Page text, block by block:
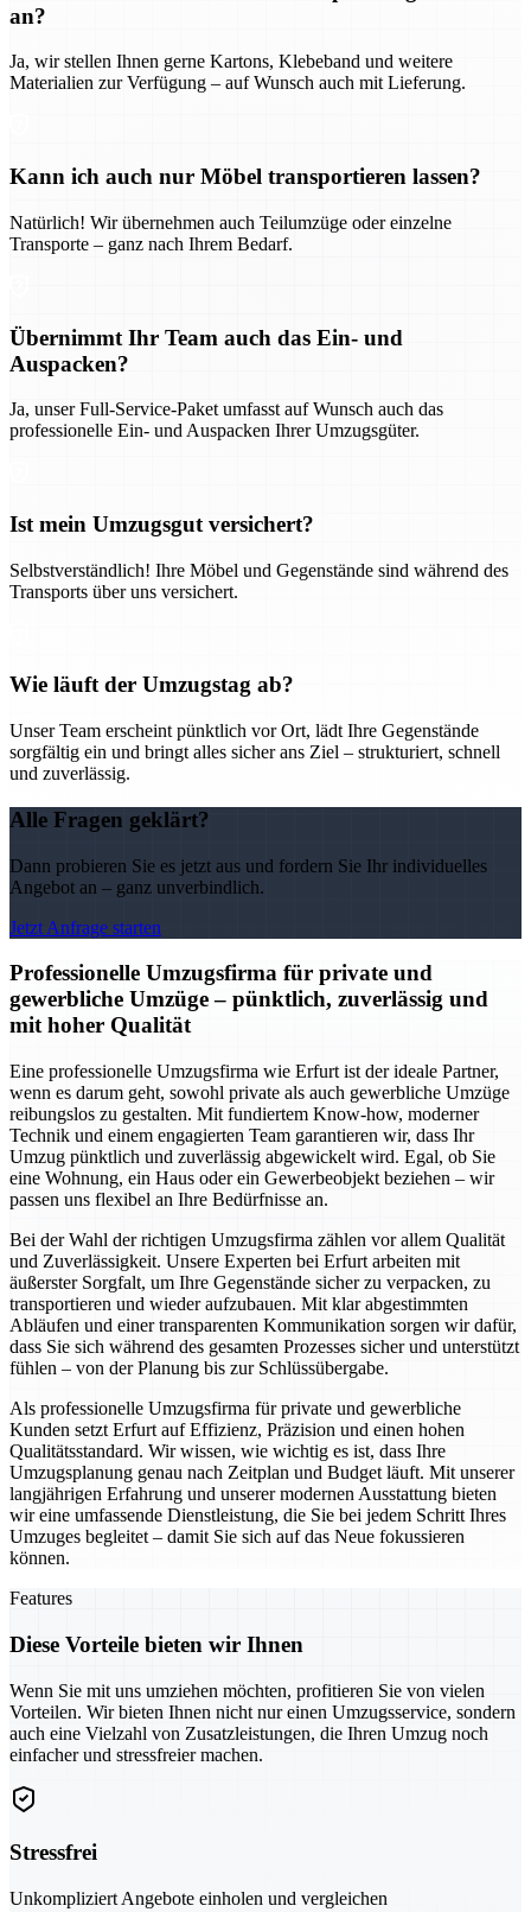
an?
Ja, wir stellen Ihnen gerne Kartons, Klebeband und weitere
Materialien zur Verfügung – auf Wunsch auch mit Lieferung.
Kann ich auch nur Möbel transportieren lassen?
Natürlich! Wir übernehmen auch Teilumzüge oder einzelne
Transporte – ganz nach Ihrem Bedarf.
Übernimmt Ihr Team auch das Ein- und
Auspacken?
Ja, unser Full-Service-Paket umfasst auf Wunsch auch das
professionelle Ein- und Auspacken Ihrer Umzugsgüter.
Ist mein Umzugsgut versichert?
Selbstverständlich! Ihre Möbel und Gegenstände sind während des
Transports über uns versichert.
Wie läuft der Umzugstag ab?
Unser Team erscheint pünktlich vor Ort, lädt Ihre Gegenstände
sorgfältig ein und bringt alles sicher ans Ziel – strukturiert, schnell
und zuverlässig.
Alle Fragen geklärt?
Dann probieren Sie es jetzt aus und fordern Sie Ihr individuelles
Angebot an – ganz unverbindlich.
Jetzt Anfrage starten
Professionelle Umzugsfirma für private und
gewerbliche Umzüge – pünktlich, zuverlässig und
mit hoher Qualität
Eine professionelle Umzugsfirma wie Erfurt ist der ideale Partner,
wenn es darum geht, sowohl private als auch gewerbliche Umzüge
reibungslos zu gestalten. Mit fundiertem Know-how, moderner
Technik und einem engagierten Team garantieren wir, dass Ihr
Umzug pünktlich und zuverlässig abgewickelt wird. Egal, ob Sie
eine Wohnung, ein Haus oder ein Gewerbeobjekt beziehen – wir
passen uns flexibel an Ihre Bedürfnisse an.
Bei der Wahl der richtigen Umzugsfirma zählen vor allem Qualität
und Zuverlässigkeit. Unsere Experten bei Erfurt arbeiten mit
äußerster Sorgfalt, um Ihre Gegenstände sicher zu verpacken, zu
transportieren und wieder aufzubauen. Mit klar abgestimmten
Abläufen und einer transparenten Kommunikation sorgen wir dafür,
dass Sie sich während des gesamten Prozesses sicher und unterstützt
fühlen – von der Planung bis zur Schlüssübergabe.
Als professionelle Umzugsfirma für private und gewerbliche
Kunden setzt Erfurt auf Effizienz, Präzision und einen hohen
Qualitätsstandard. Wir wissen, wie wichtig es ist, dass Ihre
Umzugsplanung genau nach Zeitplan und Budget läuft. Mit unserer
langjährigen Erfahrung und unserer modernen Ausstattung bieten
wir eine umfassende Dienstleistung, die Sie bei jedem Schritt Ihres
Umzuges begleitet – damit Sie sich auf das Neue fokussieren
können.
Features
Diese Vorteile bieten wir Ihnen
Wenn Sie mit uns umziehen möchten, profitieren Sie von vielen
Vorteilen. Wir bieten Ihnen nicht nur einen Umzugsservice, sondern
auch eine Vielzahl von Zusatzleistungen, die Ihren Umzug noch
einfacher und stressfreier machen.
Stressfrei
Unkompliziert Angebote einholen und vergleichen